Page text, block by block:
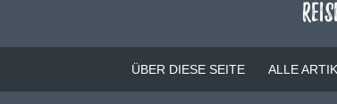
ÜBER DIESE SEITE ALLE